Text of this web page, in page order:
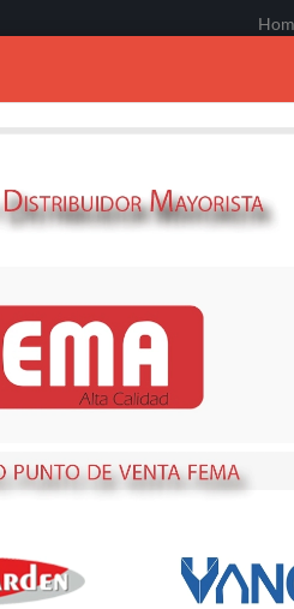
PLACA
MOTORR(5,5HP-
69510620
Métodos de envío y retiro
Transporte Habitual